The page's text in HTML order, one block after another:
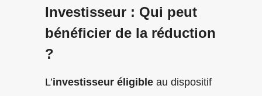
Investisseur : Qui peut
bénéficier de la réduction
?
L’investisseur éligibleau dispositif